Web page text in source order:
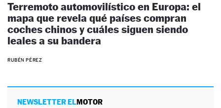
Terremoto automovilístico en Europa: el
mapa que revela qué países compran
coches chinos y cuáles siguen siendo
leales a su bandera
RUBÉN PÉREZ
NEWSLETTER ELMOTOR